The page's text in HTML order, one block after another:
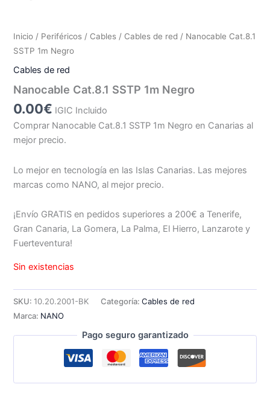
Inicio / Periféricos / Cables / Cables de red / Nanocable Cat.8.1
SSTP 1m Negro
Cables de red
Nanocable Cat.8.1 SSTP 1m Negro
0.00€ IGIC Incluido
Comprar Nanocable Cat.8.1 SSTP 1m Negro en Canarias al
mejor precio.
Lo mejor en tecnología en las Islas Canarias. Las mejores
marcas como NANO, al mejor precio.
¡Envío GRATIS en pedidos superiores a 200€ a Tenerife,
Gran Canaria, La Gomera, La Palma, El Hierro, Lanzarote y
Fuerteventura!
Sin existencias
SKU:10.20.2001-BK Categoría:Cables de red
Marca: NANO
Pago seguro garantizado